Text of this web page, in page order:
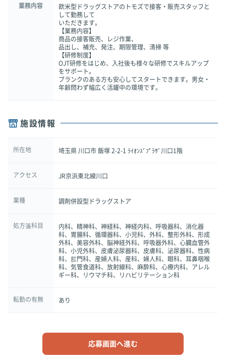
業務内容
欧米型ドラッグストアのトモズで接客・販売スタッフと
して勤務して
いただきます。
【業務内容】
商品の接客販売、レジ作業、
品出し、補充、発注、期限管理、清掃 等
【研修制度】
OJT研修をはじめ、入社後も様々な研修でスキルアップ
をサポート。
ブランクのある方も安心してスタートできます。男女・
年齢問わず幅広く活躍中の環境です。
施設情報
所在地 埼玉県 川口市 飯塚 2-2-1 ﾗｲｵﾝｽﾞﾌﾟﾗｻﾞ川口1階
アクセス JR京浜東北線川口
業種 調剤併設型ドラッグストア
処方箋科目
内科、精神科、神経科、神経内科、呼吸器科、消化器
科、胃腸科、循環器科、小児科、外科、整形外科、形成
外科、美容外科、脳神経外科、呼吸器外科、心臓血管外
科、小児外科、皮膚泌尿器科、皮膚科、泌尿器科、性病
科、肛門科、産婦人科、産科、婦人科、眼科、耳鼻咽喉
科、気管食道科、放射線科、麻酔科、心療内科、アレル
ギー科、リウマチ科、リハビリテーション科
転勤の有無 あり
応募画面へ進む